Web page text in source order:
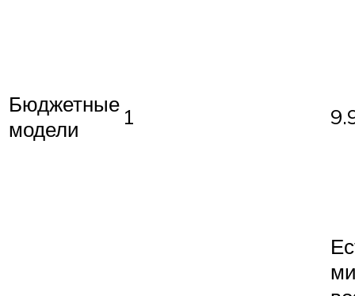
Бюджетные
модели
1